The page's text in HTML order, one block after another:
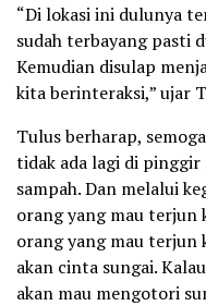
“Di lokasi ini dulunya
sudah terbayang pasti
Kemudian disulap
kita berinteraksi,” ujar
Tulus berharap,
tidak ada lagi di
sampah. Dan melalui
orang yang mau terjun
orang yang mau terjun
akan cinta sungai.
akan mau mengotori